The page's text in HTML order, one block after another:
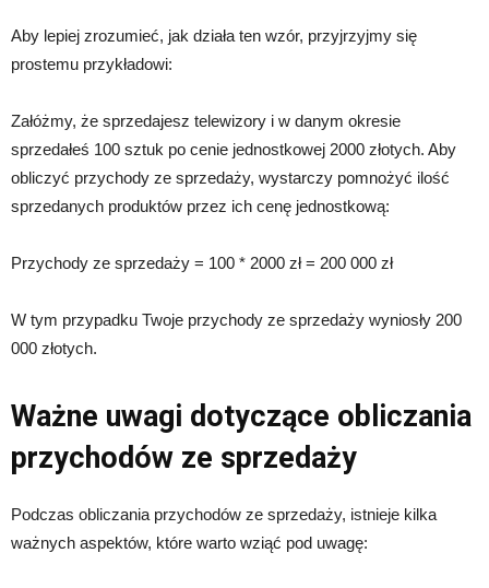
Aby lepiej zrozumieć, jak działa ten wzór, przyjrzyjmy się
prostemu przykładowi:
Załóżmy, że sprzedajesz telewizory i w danym okresie
sprzedałeś 100 sztuk po cenie jednostkowej 2000 złotych. Aby
obliczyć przychody ze sprzedaży, wystarczy pomnożyć ilość
sprzedanych produktów przez ich cenę jednostkową:
Przychody ze sprzedaży = 100 * 2000 zł = 200 000 zł
W tym przypadku Twoje przychody ze sprzedaży wyniosły 200
000 złotych.
Ważne uwagi dotyczące obliczania
przychodów ze sprzedaży
Podczas obliczania przychodów ze sprzedaży, istnieje kilka
ważnych aspektów, które warto wziąć pod uwagę: